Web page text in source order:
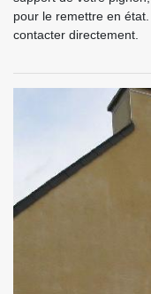
pour le remettre en
contacter directement.